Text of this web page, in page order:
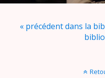
« précédent dans la